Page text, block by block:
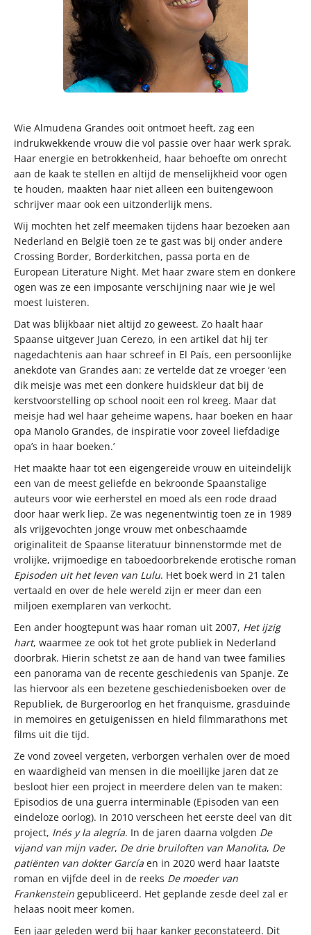
Wie Almudena Grandes ooit ontmoet heeft, zag een
indrukwekkende vrouw die vol passie over haar werk sprak.
Haar energie en betrokkenheid, haar behoefte om onrecht
aan de kaak te stellen en altijd de menselijkheid voor ogen
te houden, maakten haar niet alleen een buitengewoon
schrijver maar ook een uitzonderlijk mens.
Wij mochten het zelf meemaken tijdens haar bezoeken aan
Nederland en België toen ze te gast was bij onder andere
Crossing Border, Borderkitchen, passa porta en de
European Literature Night. Met haar zware stem en donkere
ogen was ze een imposante verschijning naar wie je wel
moest luisteren.
Dat was blijkbaar niet altijd zo geweest. Zo haalt haar
Spaanse uitgever Juan Cerezo, in een artikel dat hij ter
nagedachtenis aan haar schreef in El País, een persoonlijke
anekdote van Grandes aan: ze vertelde dat ze vroeger ‘een
dik meisje was met een donkere huidskleur dat bij de
kerstvoorstelling op school nooit een rol kreeg. Maar dat
meisje had wel haar geheime wapens, haar boeken en haar
opa Manolo Grandes, de inspiratie voor zoveel liefdadige
opa’s in haar boeken.’
Het maakte haar tot een eigengereide vrouw en uiteindelijk
een van de meest geliefde en bekroonde Spaanstalige
auteurs voor wie eerherstel en moed als een rode draad
door haar werk liep. Ze was negenentwintig toen ze in 1989
als vrijgevochten jonge vrouw met onbeschaamde
originaliteit de Spaanse literatuur binnenstormde met de
vrolijke, vrijmoedige en taboedoorbrekende erotische roman
Episoden uit het leven van Lulu. Het boek werd in 21 talen
vertaald en over de hele wereld zijn er meer dan een
miljoen exemplaren van verkocht.
Een ander hoogtepunt was haar roman uit 2007, Het ijzig
hart, waarmee ze ook tot het grote publiek in Nederland
doorbrak. Hierin schetst ze aan de hand van twee families
een panorama van de recente geschiedenis van Spanje. Ze
las hiervoor als een bezetene geschiedenisboeken over de
Republiek, de Burgeroorlog en het franquisme, grasduinde
in memoires en getuigenissen en hield filmmarathons met
films uit die tijd.
Ze vond zoveel vergeten, verborgen verhalen over de moed
en waardigheid van mensen in die moeilijke jaren dat ze
besloot hier een project in meerdere delen van te maken:
Episodios de una guerra interminable (Episoden van een
eindeloze oorlog). In 2010 verscheen het eerste deel van dit
project, Inés y la alegría. In de jaren daarna volgden De
vijand van mijn vader, De drie bruiloften van Manolita, De
patiënten van dokter García en in 2020 werd haar laatste
roman en vijfde deel in de reeks De moeder van
Frankenstein gepubliceerd. Het geplande zesde deel zal er
helaas nooit meer komen.
Een jaar geleden werd bij haar kanker geconstateerd. Dit